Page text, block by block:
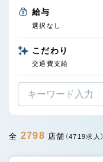
給与
選択なし
こだわり
交通費支給
全 2798 店舗 （4719求人）